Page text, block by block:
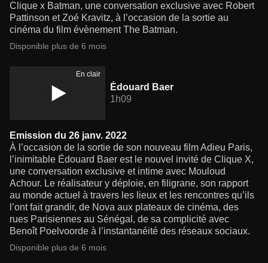
Clique x Batman, une conversation exclusive avec Robert
Pattinson et Zoé Kravitz, à l’occasion de la sortie au
cinéma du film évènement The Batman.
Disponible plus de 6 mois
En clair
Édouard Baer
1h09
Emission du 26 janv. 2022
À l’occasion de la sortie de son nouveau film Adieu Paris,
l’inimitable Édouard Baer est le nouvel invité de Clique X,
une conversation exclusive et intime avec Mouloud
Achour. Le réalisateur y déploie, en filigrane, son rapport
au monde actuel à travers les lieux et les rencontres qu’ils
l’ont fait grandir, de Nova aux plateaux de cinéma, des
rues Parisiennes au Sénégal, de sa complicité avec
Benoît Poelvoorde à l’instantanéité des réseaux sociaux.
Disponible plus de 6 mois